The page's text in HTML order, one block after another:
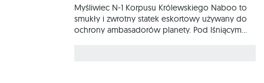
Myśliwiec N-1 Korpusu Królewskiego Naboo to
smukły i zwrotny statek eskortowy używany do
ochrony ambasadorów planety. Pod lśniącym